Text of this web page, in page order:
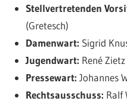
Stellvertretenden
(Gretesch)
Damenwart: Sigrid
Jugendwart: René
Pressewart: Johannes
Rechtsausschuss: Ralf